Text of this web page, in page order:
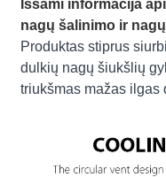
Išsami informacija
nagų šalinimo ir
Produktas stiprus
dulkių nagų šiukšlių
triukšmas mažas ilgas